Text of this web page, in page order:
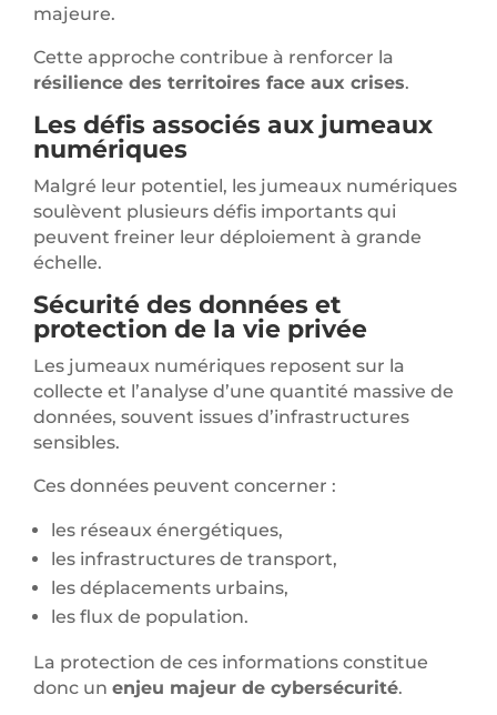
majeure.
Cette approche contribue à renforcer la
résilience des territoires face aux crises.
Les défis associés aux jumeaux
numériques
Malgré leur potentiel, les jumeaux numériques
soulèvent plusieurs défis importants qui
peuvent freiner leur déploiement à grande
échelle.
Sécurité des données et
protection de la vie privée
Les jumeaux numériques reposent sur la
collecte et l’analyse d’une quantité massive de
données, souvent issues d’infrastructures
sensibles.
Ces données peuvent concerner :
les réseaux énergétiques,
les infrastructures de transport,
les déplacements urbains,
les flux de population.
La protection de ces informations constitue
donc un enjeu majeur de cybersécurité.